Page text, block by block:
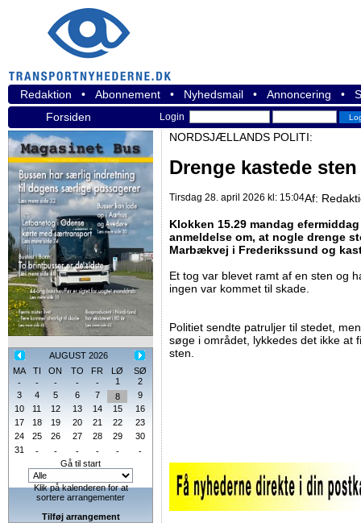
Redaktion • Abonnement • Nyhedsmail • Annoncering •
Forsiden
Login
AUGUST 2026
MA
TI ON TO FR LØ
SØ
-
- - - - 1
2
3
4 5 6 7 8
9
10
11 12 13 14 15
16
17
18 19 20 21 22
23
24
25 26 27 28 29
30
31
- - - - -
-
Gå til start
Klik på kalenderen for at
sortere arrangementer
Tilføj arrangement
NORDSJÆLLANDS POLITI:
Drenge kastede
Tirsdag 28. april 2026 kl: 15:04Af:
Klokken 15.29 mandag
anmeldelse om, at nogle drenge
Marbækvej i Frederikssund og
Et tog var blevet ramt af en sten og
ingen var kommet til skade.
Politiet sendte patruljer til stedet,
søge i området, lykkedes det ikke at
sten.